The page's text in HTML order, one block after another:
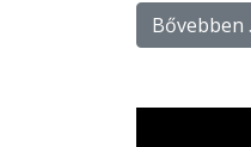
Bővebben